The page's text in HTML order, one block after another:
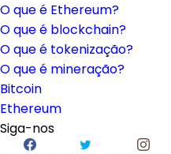
O que é Ethereum?
O que é blockchain?
O que é tokenização?
O que é mineração?
Bitcoin
Ethereum
Siga-nos